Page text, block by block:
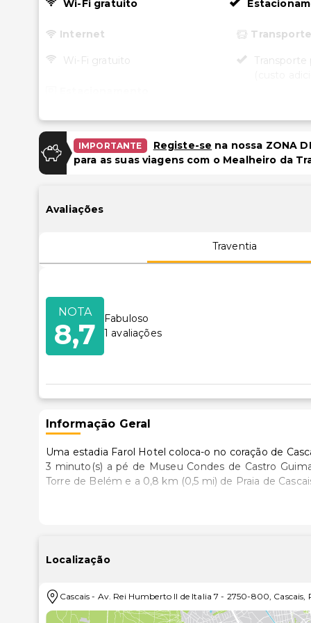
Wi-Fi gratuito
Internet
Wi-Fi gratuito
Estacionamento gratuito
Piscina e Bem-estar
Serviços de spa no local
Instalações
Transporte
Transporte
quartos
Caminho
IMPORTANTE Registe-se na nossa ZONA
para as suas viagens com o Mealheiro da
Avaliações
Traventia
NOTA
8,7
Fabuloso
1 avaliações
Informação Geral
Uma estadia Farol Hotel coloca-o no coração de
3 minuto(s) a pé de Museu Condes de Castro Guimarães. Este hotel de 5 estrelas está a 24,6 km
Torre de Belém e a 0,8 km (0,5 mi) de Praia de
Sinta-se em casa num dos 33 quartos com
comodidades incluem ainda cofres e um serviço
efetuada diária.
Experimente uma piscina exterior e aluguer de
serviços de concierge e serviço de baby-sitter
Localização
Cascais - Av. Rei Humberto II de Italia 7 - 2750-800, Cascais,